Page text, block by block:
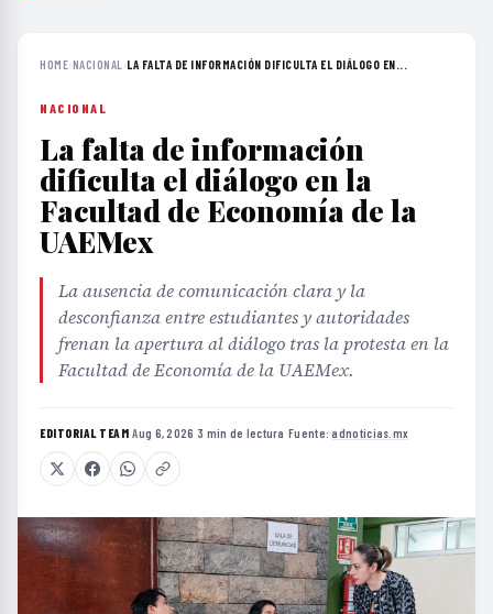
HOME›NACIONAL ›LA FALTA DE INFORMACIÓN DIFICULTA EL DIÁLOGO EN...
NACIONAL
La falta de información
dificulta el diálogo en la
Facultad de Economía de la
UAEMex
La ausencia de comunicación clara y la
desconfianza entre estudiantes y autoridades
frenan la apertura al diálogo tras la protesta en la
Facultad de Economía de la UAEMex.
EDITORIAL TEAM·Aug 6, 2026 ·3 min de lectura ·Fuente:adnoticias.mx